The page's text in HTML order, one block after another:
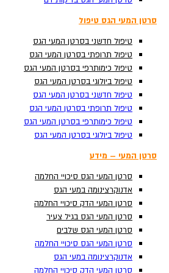
סרטן המעי הגס טיפול
טיפול חדשני בסרטן המעי הגס
טיפול תרופתי בסרטן המעי הגס
טיפול כימותרפי בסרטן המעי הגס
טיפול ביולוגי בסרטן המעי הגס
טיפול חדשני בסרטן המעי הגס
טיפול תרופתי בסרטן המעי הגס
טיפול כימותרפי בסרטן המעי הגס
טיפול ביולוגי בסרטן המעי הגס
סרטן המעי – מידע
סרטן המעי הגס סיכויי החלמה
אדנוקרצינומה במעי הגס
סרטן המעי הדק סיכויי החלמה
סרטן המעי הגס בגיל צעיר
סרטן המעי הגס שלבים
סרטן המעי הגס סיכויי החלמה
אדנוקרצינומה במעי הגס
סרטן המעי הדק סיכויי החלמה
Search ...
סרטן המעי הגס טיפול
טיפול חדשני בסרטן המעי הגס
טיפול תרופתי בסרטן המעי הגס
טיפול כימותרפי בסרטן המעי הגס
טיפול ביולוגי בסרטן המעי הגס
טיפול חדשני בסרטן המעי הגס
טיפול תרופתי בסרטן המעי הגס
טיפול כימותרפי בסרטן המעי הגס
טיפול ביולוגי בסרטן המעי הגס
סרטן המעי – מידע
סרטן המעי הגס סיכויי החלמה
אדנוקרצינומה במעי הגס
סרטן המעי הדק סיכויי החלמה
סרטן המעי הגס בגיל צעיר
סרטן המעי הגס שלבים
סרטן המעי הגס סיכויי החלמה
אדנוקרצינומה במעי הגס
סרטן המעי הדק סיכויי החלמה